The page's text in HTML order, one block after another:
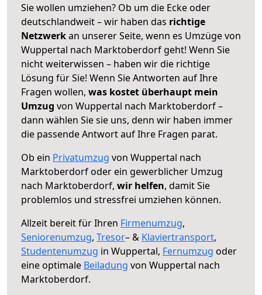
Sie wollen umziehen? Ob um die Ecke oder
deutschlandweit – wir haben das richtige
Netzwerkan unserer Seite, wenn es Umzüge von
Wuppertal nach Marktoberdorf geht! Wenn Sie
nicht weiterwissen – haben wir die richtige
Lösung für Sie! Wenn Sie Antworten auf Ihre
Fragen wollen, was kostet überhaupt mein
Umzug von Wuppertal nach Marktoberdorf –
dann wählen Sie sie uns, denn wir haben immer
die passende Antwort auf Ihre Fragen parat.
Ob ein Privatumzug von Wuppertal nach
Marktoberdorf oder ein gewerblicher Umzug
nach Marktoberdorf, wir helfen, damit Sie
problemlos und stressfrei umziehen können.
Allzeit bereit für Ihren Firmenumzug,
Seniorenumzug, Tresor– & Klaviertransport,
Studentenumzug in Wuppertal, Fernumzug oder
eine optimale Beiladung von Wuppertal nach
Marktoberdorf.